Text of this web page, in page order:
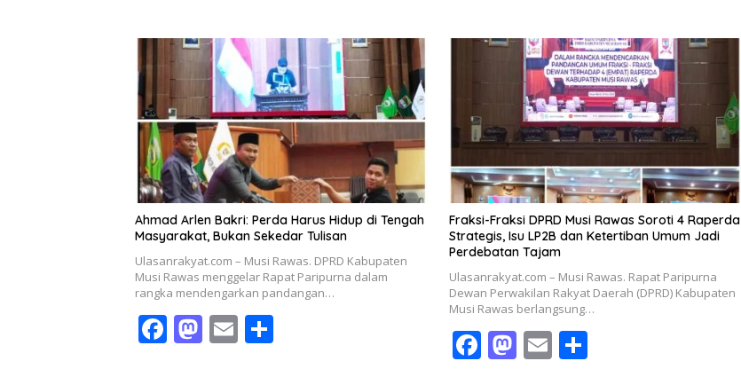
e
b
o
o
k
to
d
o
n
ai
l
ar
e
e
o
o
k
to
d
o
n
ai
l
ar
e
Ahmad Arlen Bakri: Perda Harus Hidup di Tengah
Masyarakat, Bukan Sekedar Tulisan
Ulasanrakyat.com – Musi Rawas. DPRD Kabupaten
Musi Rawas menggelar Rapat Paripurna dalam
rangka mendengarkan pandangan…
F M E
Fraksi-Fraksi DPRD Musi Rawas Soroti 4 Raperda
Strategis, Isu LP2B dan Ketertiban Umum Jadi
Perdebatan Tajam
Ulasanrakyat.com – Musi Rawas. Rapat Paripurna
Dewan Perwakilan Rakyat Daerah (DPRD) Kabupaten
Musi Rawas berlangsung…
F M E S